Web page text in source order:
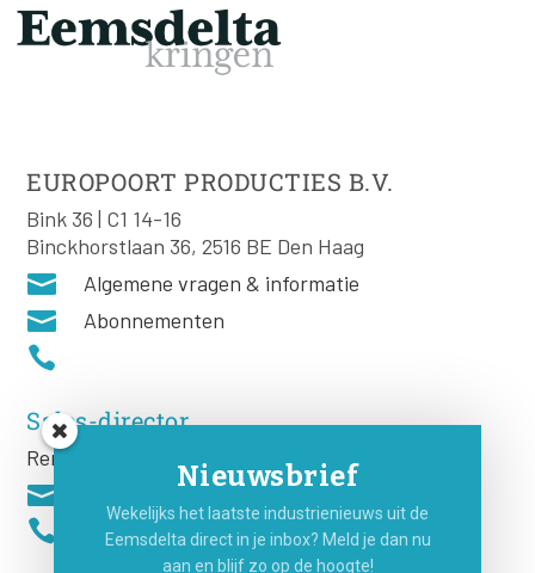
EUROPOORT PRODUCTIES B.V.
Bink 36 | C1 14-16
Binckhorstlaan 36, 2516 BE Den Haag
 Algemene vragen & informatie
 Abonnementen

Sales-director
Remco Rooij


Nieuwsbrief
Wekelijks het laatste industrienieuws uit de
Eemsdelta direct in je inbox? Meld je dan nu
aan en blijf zo op de hoogte!